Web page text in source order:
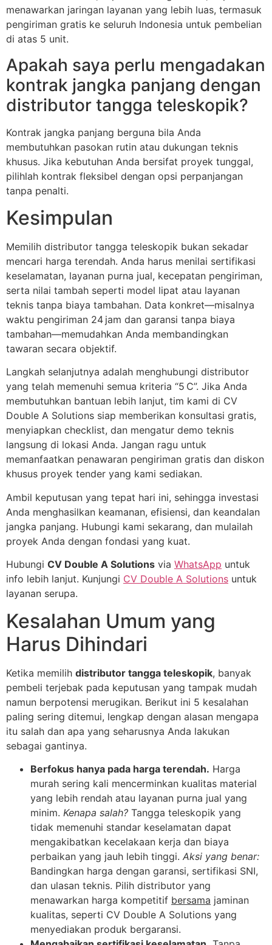
menawarkan jaringan layanan yang lebih luas, termasuk
pengiriman gratis ke seluruh Indonesia untuk pembelian
di atas 5 unit.
Apakah saya perlu mengadakan
kontrak jangka panjang dengan
distributor tangga teleskopik?
Kontrak jangka panjang berguna bila Anda
membutuhkan pasokan rutin atau dukungan teknis
khusus. Jika kebutuhan Anda bersifat proyek tunggal,
pilihlah kontrak fleksibel dengan opsi perpanjangan
tanpa penalti.
Kesimpulan
Memilih distributor tangga teleskopik bukan sekadar
mencari harga terendah. Anda harus menilai sertifikasi
keselamatan, layanan purna jual, kecepatan pengiriman,
serta nilai tambah seperti model lipat atau layanan
teknis tanpa biaya tambahan. Data konkret—misalnya
waktu pengiriman 24 jam dan garansi tanpa biaya
tambahan—memudahkan Anda membandingkan
tawaran secara objektif.
Langkah selanjutnya adalah menghubungi distributor
yang telah memenuhi semua kriteria “5 C”. Jika Anda
membutuhkan bantuan lebih lanjut, tim kami di CV
Double A Solutions siap memberikan konsultasi gratis,
menyiapkan checklist, dan mengatur demo teknis
langsung di lokasi Anda. Jangan ragu untuk
memanfaatkan penawaran pengiriman gratis dan diskon
khusus proyek tender yang kami sediakan.
Ambil keputusan yang tepat hari ini, sehingga investasi
Anda menghasilkan keamanan, efisiensi, dan keandalan
jangka panjang. Hubungi kami sekarang, dan mulailah
proyek Anda dengan fondasi yang kuat.
Hubungi CV Double A Solutions via WhatsApp untuk
info lebih lanjut. Kunjungi CV Double A Solutions untuk
layanan serupa.
Kesalahan Umum yang
Harus Dihindari
Ketika memilih distributor tangga teleskopik, banyak
pembeli terjebak pada keputusan yang tampak mudah
namun berpotensi merugikan. Berikut ini 5 kesalahan
paling sering ditemui, lengkap dengan alasan mengapa
itu salah dan apa yang seharusnya Anda lakukan
sebagai gantinya.
Berfokus hanya pada harga terendah. Harga
murah sering kali mencerminkan kualitas material
yang lebih rendah atau layanan purna jual yang
minim. Kenapa salah? Tangga teleskopik yang
tidak memenuhi standar keselamatan dapat
mengakibatkan kecelakaan kerja dan biaya
perbaikan yang jauh lebih tinggi. Aksi yang benar:
Bandingkan harga dengan garansi, sertifikasi SNI,
dan ulasan teknis. Pilih distributor yang
menawarkan harga kompetitif bersama jaminan
kualitas, seperti CV Double A Solutions yang
menyediakan produk bergaransi.